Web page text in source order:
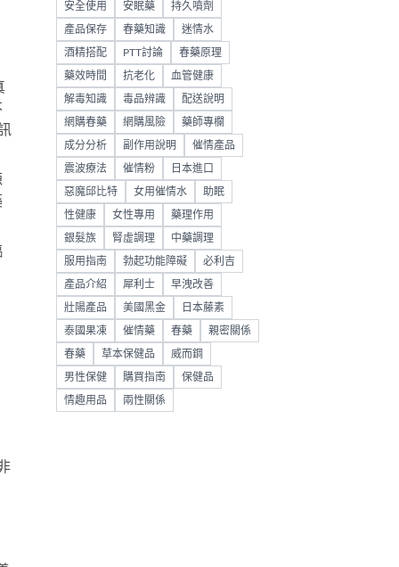
安全使用 安眠藥 持久噴劑
產品保存 春藥知識 迷情水
酒精搭配 PTT討論 春藥原理
藥效時間 抗老化 血管健康
解毒知識 毒品辨識 配送說明
網購春藥 網購風險 藥師專欄
成分分析 副作用說明 催情產品
震波療法 催情粉 日本進口
惡魔邱比特 女用催情水 助眠
性健康 女性專用 藥理作用
銀髮族 腎虛調理 中藥調理
服用指南 勃起功能障礙 必利吉
產品介紹 犀利士 早洩改善
壯陽產品 美國黑金 日本藤素
泰國果凍 催情藥 春藥 親密關係
春藥 草本保健品 威而鋼
男性保健 購買指南 保健品
情趣用品 兩性關係